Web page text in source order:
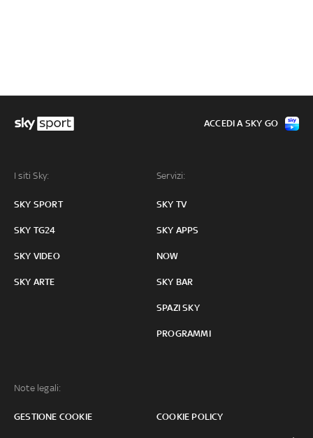
I siti Sky:
SKY SPORT
SKY TG24
SKY VIDEO
SKY ARTE
Servizi:
SKY TV
SKY APPS
NOW
SKY BAR
SPAZI SKY
PROGRAMMI
Note legali:
GESTIONE COOKIE COOKIE POLICY
ACCEDI A SKY GO